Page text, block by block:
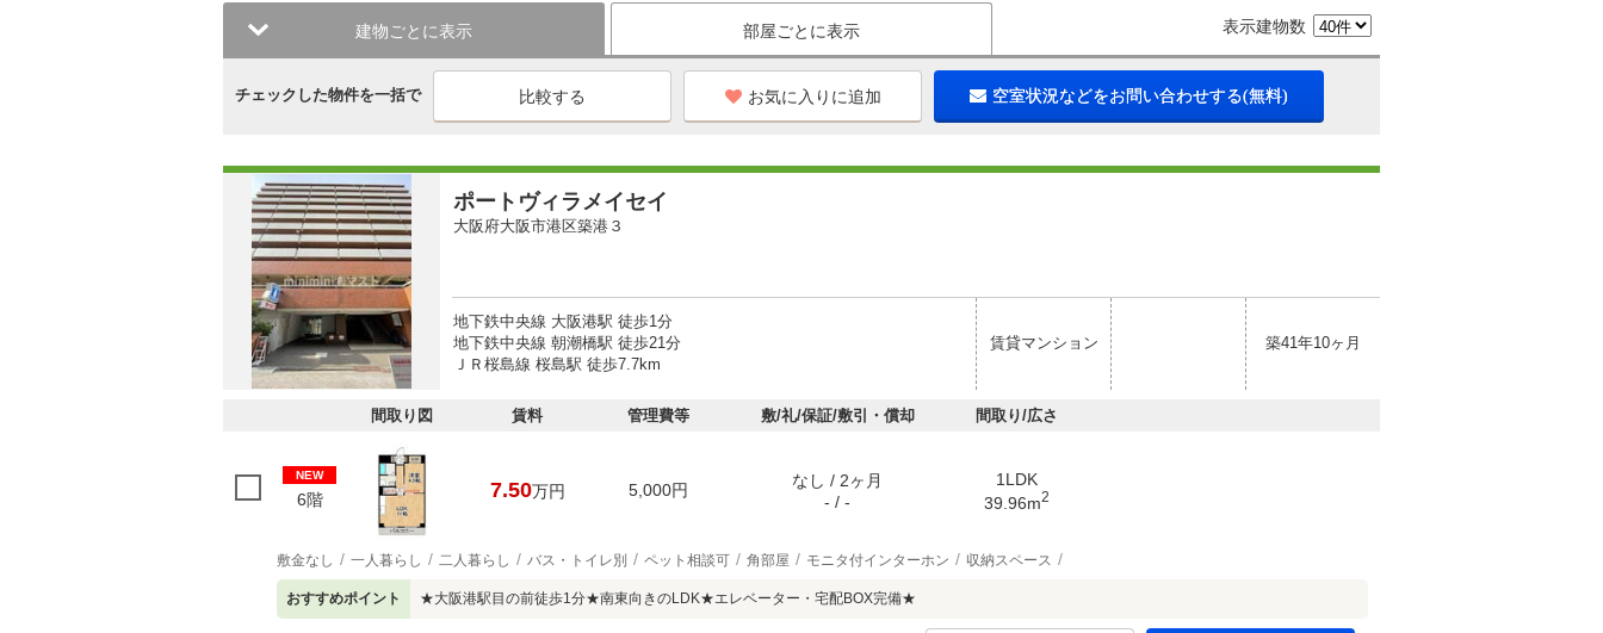
建物ごとに表示 部屋ごとに表示 表示建物数
チェックした物件を一括で お気に入りに追加 空室状況などをお問い合わせする(無料)
ポートヴィラメイセイ
大阪府大阪市港区築港３
地下鉄中央線 大阪港駅 徒歩1分
地下鉄中央線 朝潮橋駅 徒歩21分
ＪＲ桜島線 桜島駅 徒歩7.7km
賃貸マンション 築41年10ヶ月
間取り図 賃料 管理費等 敷/礼/保証/敷引・償却 間取り/広さ
NEW
6階 7.50万円 5,000円
なし / 2ヶ月
- / -
1LDK
39.96m2
敷金なし 一人暮らし 二人暮らし バス・トイレ別 ペット相談可 角部屋 モニタ付インターホン 収納スペース
おすすめポイント ★大阪港駅目の前徒歩1分★南東向きのLDK★エレベーター・宅配BOX完備★